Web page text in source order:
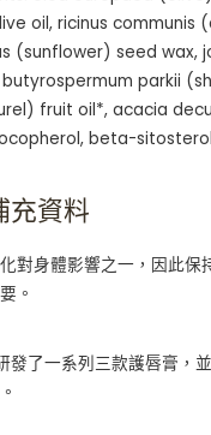
oil, ricinus communis
(sunflower) seed wax,
parkii
fruit oil*, acacia
beta-
充資料
對身體影響之一，因此保
。
發了一系列三款護唇膏，